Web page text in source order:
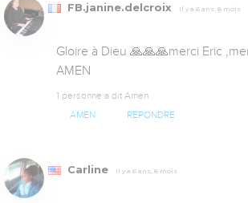
FB.janine.delcroix Il y a 6 ans, 8 mois
Gloire à Dieu 🙏🙏🙏merci Eric
AMEN
1 personne a dit Amen
AMEN RÉPONDRE
Carline Il y a 6 ans, 8 mois